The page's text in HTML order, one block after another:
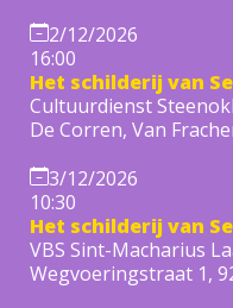
2/12/2026
16:00
Het schilderij van
Cultuurdienst
De Corren, Van
3/12/2026
10:30
Het schilderij van
VBS Sint-Macharius
Wegvoeringstraat 1,